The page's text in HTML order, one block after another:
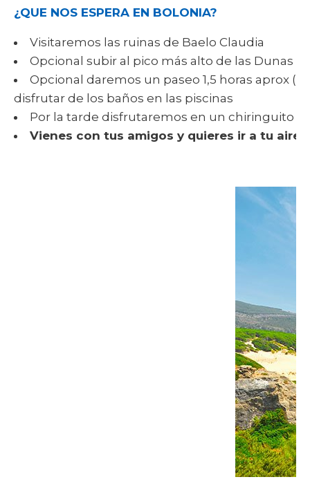
¿QUE NOS ESPERA EN BOLONIA?
Visitaremos las ruinas de Baelo Claudia
Opcional subir al pico más alto de las Dunas
Opcional daremos un paseo 1,5 horas aprox
disfrutar de los baños en las piscinas
Por la tarde disfrutaremos en un chiringuito
Vienes con tus amigos y quieres ir a tu aire